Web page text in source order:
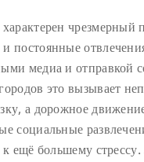
чрезмерный
постоянные
медиа и отправкой
это вызывает
а дорожное
социальные
ещё большему